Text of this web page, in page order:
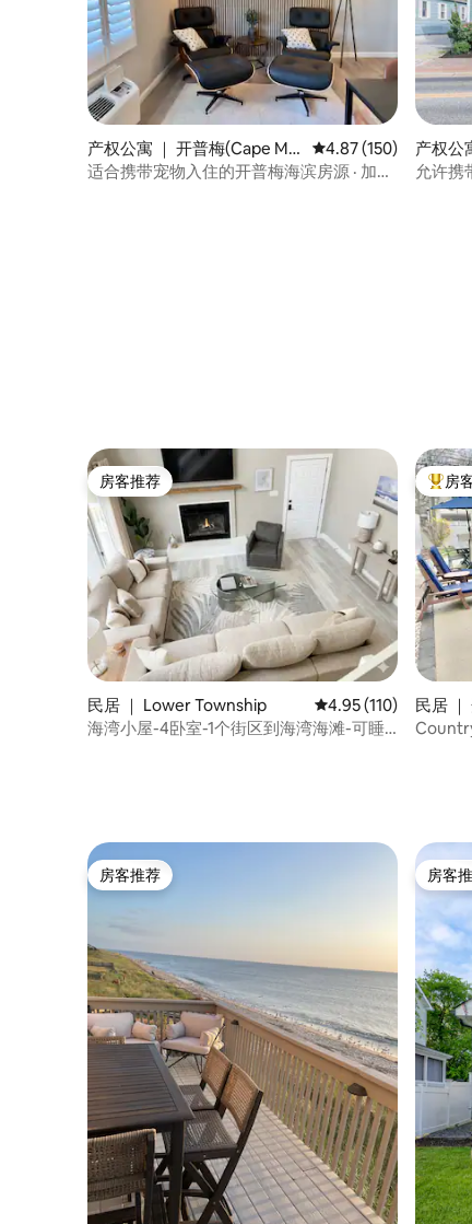
产权公寓 ｜ 开普梅(Cape Ma
y)
平均评分 4.87 分（满
4.87 (150)
适合携带宠物入住的开普梅海滨房源 · 加大
产权公
y)
允许携
房客推荐
房客推荐
民居 ｜ Lower Township 平均评分 4.95 分（满
4.95 (110)
海湾小屋-4卧室-1个街区到海湾海滩-可睡
热门
房
民居
房客推荐
房客推荐 房客
房客